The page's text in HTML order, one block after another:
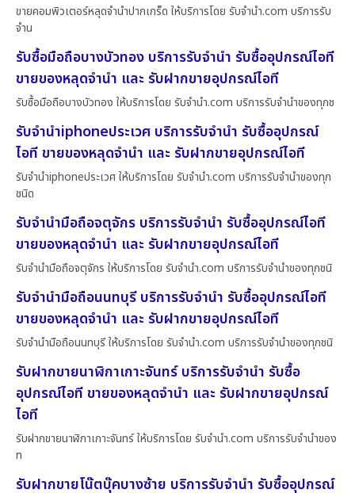
ขายคอมพิวเตอร์หลุดจำนำปากเกร็ด ให้บริการโดย รับจํานํา.com บริการรับ
จำน
รับซื้อมือถือบางบัวทอง บริการรับจำนำ รับซื้ออุปกรณ์ไอที
ขายของหลุดจำนำ และ รับฝากขายอุปกรณ์ไอที
รับซื้อมือถือบางบัวทอง ให้บริการโดย รับจํานํา.com บริการรับจำนำของทุกช
รับจำนำiphoneประเวศ บริการรับจำนำ รับซื้ออุปกรณ์
ไอที ขายของหลุดจำนำ และ รับฝากขายอุปกรณ์ไอที
รับจำนำiphoneประเวศ ให้บริการโดย รับจํานํา.com บริการรับจำนำของทุก
ชนิด
รับจำนำมือถือจตุจักร บริการรับจำนำ รับซื้ออุปกรณ์ไอที
ขายของหลุดจำนำ และ รับฝากขายอุปกรณ์ไอที
รับจำนำมือถือจตุจักร ให้บริการโดย รับจํานํา.com บริการรับจำนำของทุกชนิ
รับจำนำมือถือนนทบุรี บริการรับจำนำ รับซื้ออุปกรณ์ไอที
ขายของหลุดจำนำ และ รับฝากขายอุปกรณ์ไอที
รับจำนำมือถือนนทบุรี ให้บริการโดย รับจํานํา.com บริการรับจำนำของทุกชนิ
รับฝากขายนาฬิกาเกาะจันทร์ บริการรับจำนำ รับซื้อ
อุปกรณ์ไอที ขายของหลุดจำนำ และ รับฝากขายอุปกรณ์
ไอที
รับฝากขายนาฬิกาเกาะจันทร์ ให้บริการโดย รับจํานํา.com บริการรับจำนำของ
ท
รับฝากขายโน๊ตบุ๊คบางซ้าย บริการรับจำนำ รับซื้ออุปกรณ์